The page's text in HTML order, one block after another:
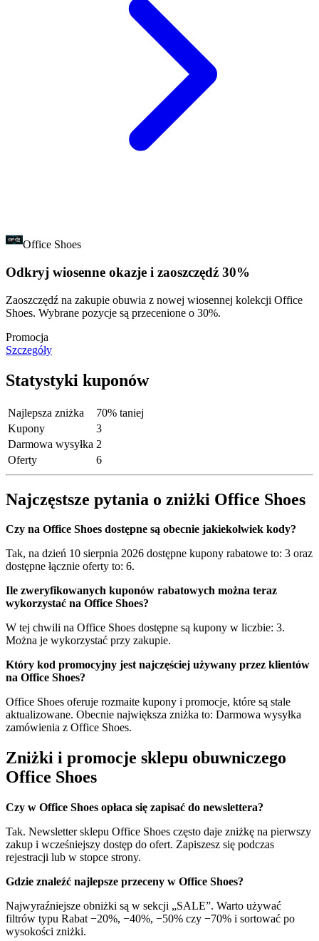
Office Shoes
Odkryj wiosenne okazje i zaoszczędź 30%
Zaoszczędź na zakupie obuwia z nowej wiosennej kolekcji Office
Shoes. Wybrane pozycje są przecenione o 30%.
Promocja
Szczegóły
Statystyki kuponów
Najlepsza zniżka
70% taniej
Kupony
3
Darmowa wysyłka 2
Oferty
6
Najczęstsze pytania o zniżki Office Shoes
Czy na Office Shoes dostępne są obecnie jakiekolwiek kody?
Tak, na dzień 10 sierpnia 2026 dostępne kupony rabatowe to: 3 oraz
dostępne łącznie oferty to: 6.
Ile zweryfikowanych kuponów rabatowych można teraz
wykorzystać na Office Shoes?
W tej chwili na Office Shoes dostępne są kupony w liczbie: 3.
Można je wykorzystać przy zakupie.
Który kod promocyjny jest najczęściej używany przez klientów
na Office Shoes?
Office Shoes oferuje rozmaite kupony i promocje, które są stale
aktualizowane. Obecnie największa zniżka to: Darmowa wysyłka
zamówienia z Office Shoes.
Zniżki i promocje sklepu obuwniczego
Office Shoes
Czy w Office Shoes opłaca się zapisać do newslettera?
Tak. Newsletter sklepu Office Shoes często daje zniżkę na pierwszy
zakup i wcześniejszy dostęp do ofert. Zapiszesz się podczas
rejestracji lub w stopce strony.
Gdzie znaleźć najlepsze przeceny w Office Shoes?
Najwyraźniejsze obniżki są w sekcji „SALE”. Warto używać
filtrów typu Rabat −20%, −40%, −50% czy −70% i sortować po
wysokości zniżki.